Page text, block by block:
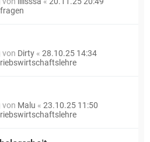
von Dirty « 28.10.25 14:34
von Malu « 23.10.25 11:50